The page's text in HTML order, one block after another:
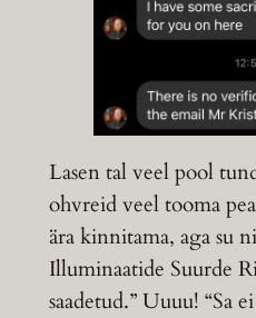
Lasen tal veel pool
ohvreid veel tooma
ära kinnitama, aga su
Illuminaatide Suurde
saadetud.” Uuuu! “Sa